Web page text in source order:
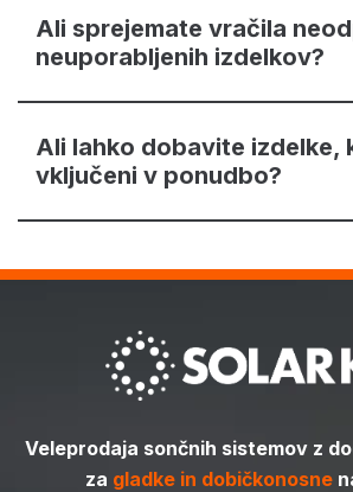
Ali sprejemate vračila
neuporabljenih izdelkov?
Ali lahko dobavite izdelke,
vključeni v ponudbo?
Veleprodaja sončnih sistemov z
za gladke in dobičkonosne